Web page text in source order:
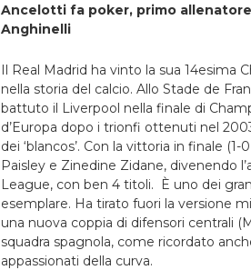
Ancelotti fa poker, primo
Anghinelli
Il Real Madrid ha vinto la sua 14esima
nella storia del calcio. Allo Stade de
battuto il Liverpool nella finale di
d’Europa dopo i trionfi ottenuti nel
dei ‘blancos’. Con la vittoria in finale (1-
Paisley e Zinedine Zidane, divenendo
League, con ben 4 titoli. È uno dei
esemplare. Ha tirato fuori la versione
una nuova coppia di difensori centrali
squadra spagnola, come ricordato
appassionati della curva.